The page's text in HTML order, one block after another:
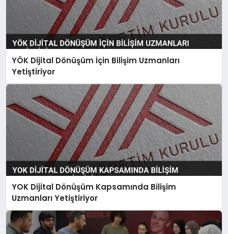
YÖK Dijital Dönüşüm İçin Bilişim Uzmanları
Yetiştiriyor
YOK Dijital Dönüşüm Kapsamında Bilişim
Uzmanları Yetiştiriyor